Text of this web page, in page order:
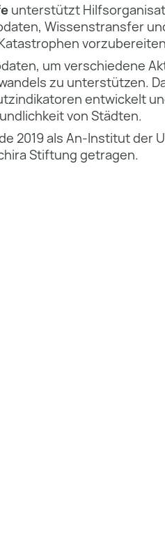
unterstützt
Wissenstransfer
um verschiedene
zu unterstützen.
entwickelt
von Städten.
2019 als An-Institut der
Stiftung getragen.